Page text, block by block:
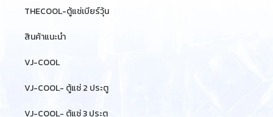
THECOOL-ตู้แช่เบียร์วุ้น
สินค้าแนะนำ
VJ-COOL
VJ-COOL- ตู้แช่ 2 ประตู
VJ-COOL- ตู้แช่ 3 ประตู